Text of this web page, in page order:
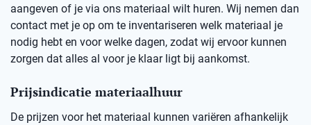
aangeven of je via ons materiaal wilt huren. Wij nemen dan
contact met je op om te inventariseren welk materiaal je
nodig hebt en voor welke dagen, zodat wij ervoor kunnen
zorgen dat alles al voor je klaar ligt bij aankomst.
Prijsindicatie materiaalhuur
De prijzen voor het materiaal kunnen variëren afhankelijk